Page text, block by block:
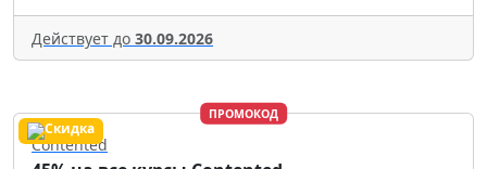
Действует до 30.09.2026
ПРОМОКОД
Contented